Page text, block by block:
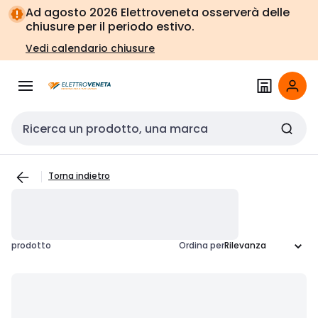
Vai alla
navigazione
Vai
alla
pagina
Ad agosto 2026 Elettroveneta osserverà delle
chiusure per il periodo estivo.
Vedi calendario chiusure
Cerca input
Torna indietro
prodotto Ordina per